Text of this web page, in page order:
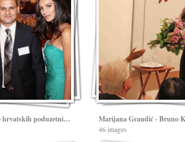
Gala-večer Udruge hrvatskih poduzetnika u Austriji
46 images